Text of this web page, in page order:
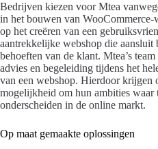
Bedrijven kiezen voor Mtea
in het bouwen van
op het creëren van een
aantrekkelijke webshop die aansluit
behoeften van de klant. Mtea’s
advies en begeleiding tijdens het
van een webshop. Hierdoor krijgen
mogelijkheid om hun ambities waar
onderscheiden in de online markt.
Op maat gemaakte oplossingen